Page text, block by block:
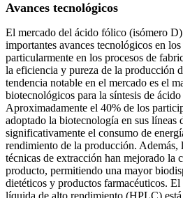
Avances tecnológicos
El mercado del ácido fólico (isómero
importantes avances tecnológicos en
particularmente en los procesos de
la eficiencia y pureza de la producción
tendencia notable en el mercado es el
biotecnológicos para la síntesis de
Aproximadamente el 40% de los
adoptado la biotecnología en sus líneas
significativamente el consumo de
rendimiento de la producción. Además,
técnicas de extracción han mejorado la
producto, permitiendo una mayor
dietéticos y productos farmacéuticos.
líquida de alto rendimiento (HPLC) está